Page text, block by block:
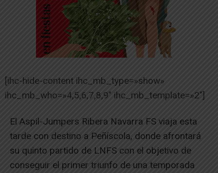
[ihc-hide-content ihc_mb_type=»show»
ihc_mb_who=»4,5,6,7,8,9″ ihc_mb_template=»2″]
El Aspil-Jumpers Ribera Navarra FS viaja esta
tarde con destino a Peñíscola, donde afrontará
su quinto partido de LNFS con el objetivo de
conseguir el primer triunfo de una temporada